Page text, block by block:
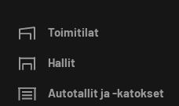
Toimitilat
Hallit
Autotallit ja -katokset